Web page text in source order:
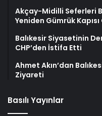
Akçay-Midilli Seferleri
Yeniden Gümrük Kapısı
Balıkesir Siyasetinin
CHP’den İstifa Etti
Ahmet Akın’dan
Ziyareti
Basılı Yayınlar